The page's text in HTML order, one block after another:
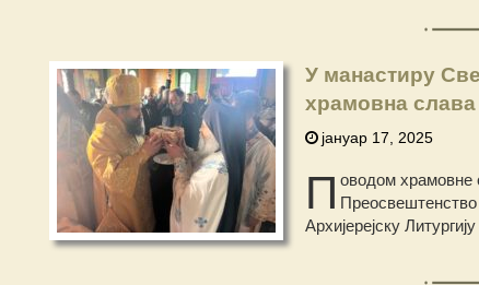
У манастиру
храмовна слава
јануар 17, 2025
П оводом храмовне
Архијерејску